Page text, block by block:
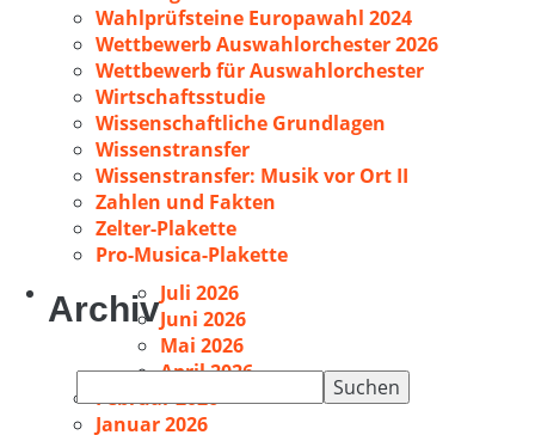
nach:
Wahlprüfsteine Europawahl 2024
Wettbewerb Auswahlorchester 2026
Wettbewerb für Auswahlorchester
Wirtschaftsstudie
Wissenschaftliche Grundlagen
Wissenstransfer
Wissenstransfer: Musik vor Ort II
Zahlen und Fakten
Zelter-Plakette
Pro-Musica-Plakette
ArchivJuli 2026
Juni 2026
Mai 2026
April 2026
Februar 2026
Januar 2026